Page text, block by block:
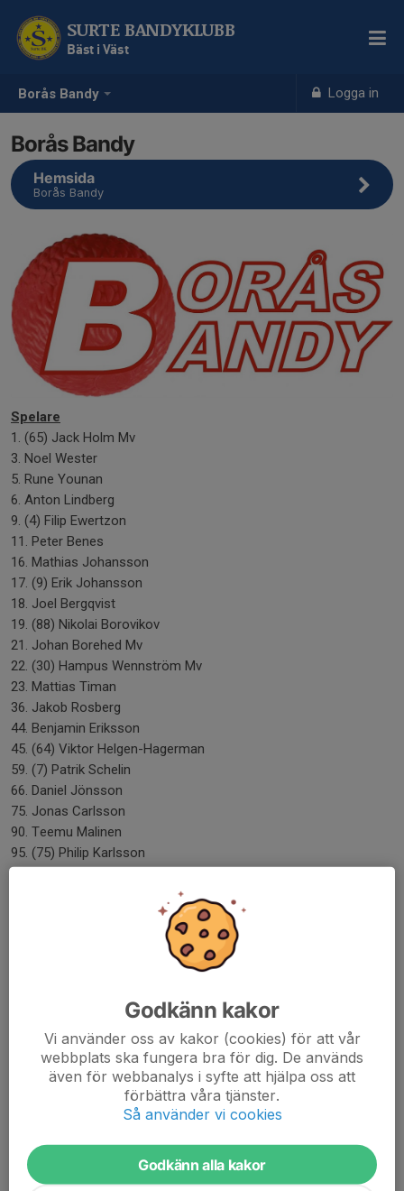
Borås Bandy Logga in
SURTE BANDYKLUBB
Bäst i Väst
Borås Bandy
Hemsida
Borås Bandy
Spelare
1. (65) Jack Holm Mv
3. Noel Wester
5. Rune Younan
6. Anton Lindberg
9. (4) Filip Ewertzon
11. Peter Benes
16. Mathias Johansson
17. (9) Erik Johansson
18. Joel Bergqvist
19. (88) Nikolai Borovikov
21. Johan Borehed Mv
22. (30) Hampus Wennström Mv
23. Mattias Timan
36. Jakob Rosberg
44. Benjamin Eriksson
45. (64) Viktor Helgen-Hagerman
59. (7) Patrik Schelin
66. Daniel Jönsson
75. Jonas Carlsson
90. Teemu Malinen
95. (75) Philip Karlsson
97. (23) Joakim Rosén
Nikolai Borovikov - Tränare
Bobby Manasiev - Sportansvarig
Niklas Wennström - Senioransvarig/Fystränare
Stefan Rosberg - Lagledare
Magnus Chröisty - Lagledare
Tomas Wennström - Lagledare
Conny Skoglund - Materialförvaltare
Tre snabba frågor inför cupen
1. Hur ser ni på er trupp inför kommande säsong?
Vi har stora förhoppningar och vi hoppas och att det kommer
Godkänn kakor
Vi använder oss av kakor (cookies) för att vår
webbplats ska fungera bra för dig. De används
även för webbanalys i syfte att hjälpa oss att
förbättra våra tjänster.
Så använder vi cookies
Godkänn alla kakor